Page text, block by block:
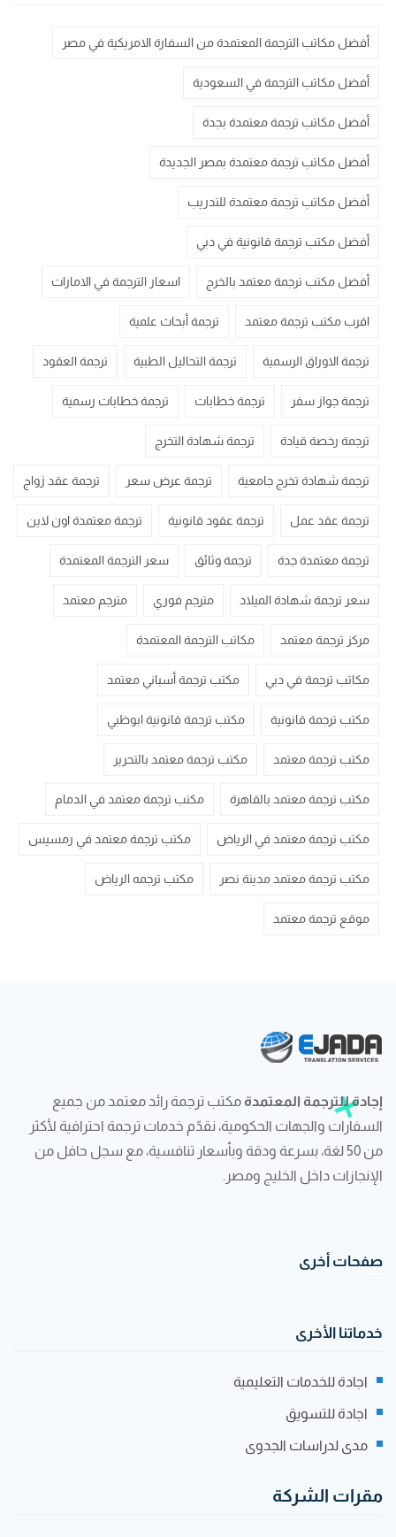
أفضل مكاتب الترجمة المعتمدة من السفارة الامريكية في مصر
أفضل مكاتب الترجمة في السعودية
أفضل مكاتب ترجمة معتمدة بجدة
أفضل مكاتب ترجمة معتمدة بمصر الجديدة
أفضل مكاتب ترجمة معتمدة للتدريب
أفضل مكتب ترجمة قانونية في دبي
أفضل مكتب ترجمة معتمد بالخرج اسعار الترجمة في الامارات
اقرب مكتب ترجمة معتمد ترجمة أبحاث علمية
ترجمة الاوراق الرسمية ترجمة التحاليل الطبية ترجمة العقود
ترجمة جواز سفر ترجمة خطابات ترجمة خطابات رسمية
ترجمة رخصة قيادة ترجمة شهادة التخرج
ترجمة شهادة تخرج جامعية ترجمة عرض سعر ترجمة عقد زواج
ترجمة عقد عمل ترجمة عقود قانونية ترجمة معتمدة اون لاين
ترجمة معتمدة جدة ترجمة وثائق سعر الترجمة المعتمدة
سعر ترجمة شهادة الميلاد مترجم فوري مترجم معتمد
مركز ترجمة معتمد مكاتب الترجمة المعتمدة
مكاتب ترجمة في دبي مكتب ترجمة أسباني معتمد
مكتب ترجمة قانونية مكتب ترجمة قانونية ابوظبي
مكتب ترجمة معتمد مكتب ترجمة معتمد بالتحرير
مكتب ترجمة معتمد بالقاهرة مكتب ترجمة معتمد في الدمام
مكتب ترجمة معتمد في الرياض مكتب ترجمة معتمد في رمسيس
مكتب ترجمة معتمد مدينة نصر مكتب ترجمه الرياض
موقع ترجمة معتمد
إجادة للترجمة المعتمدة مكتب ترجمة رائد معتمد من جميع
السفارات والجهات الحكومية، نقدّم خدمات ترجمة احترافية لأكثر
من 50 لغة، بسرعة ودقة وبأسعار تنافسية، مع سجل حافل من
الإنجازات داخل الخليج ومصر.
صفحات أخرى
خدماتنا الأخرى
اجادة للخدمات التعليمية
اجادة للتسويق
مدى لدراسات الجدوى
مقرات الشركة